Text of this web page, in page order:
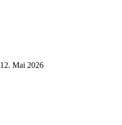
12. Mai 2026